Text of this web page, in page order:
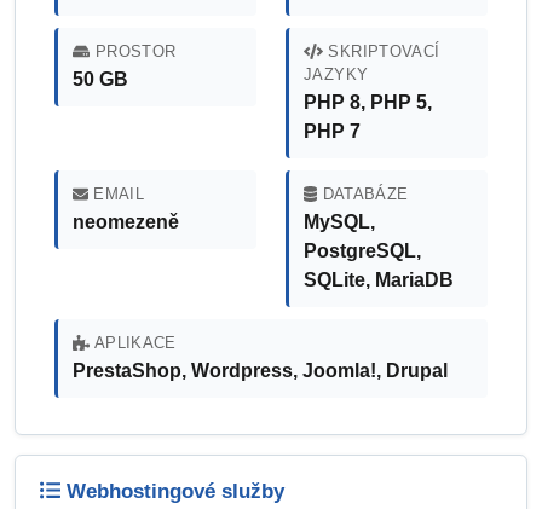
PROSTOR
50 GB
SKRIPTOVACÍ
JAZYKY
PHP 8, PHP 5,
PHP 7
EMAIL
neomezeně
DATABÁZE
MySQL,
PostgreSQL,
SQLite, MariaDB
APLIKACE
PrestaShop, Wordpress, Joomla!, Drupal
Webhostingové služby